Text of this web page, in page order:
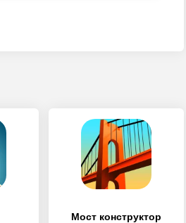
Мост конструктор